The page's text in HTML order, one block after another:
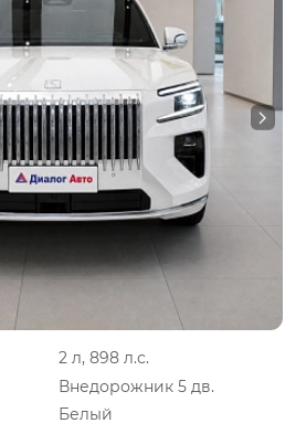
2 л, 898 л.с.
Внедорожник 5 дв.
Белый